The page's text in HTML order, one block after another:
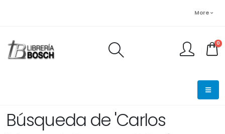
More
0
Búsqueda de 'Carlos